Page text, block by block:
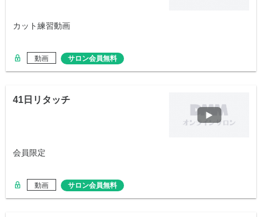
カット練習動画
動画 サロン会員無料
41日リタッチ
会員限定
動画 サロン会員無料